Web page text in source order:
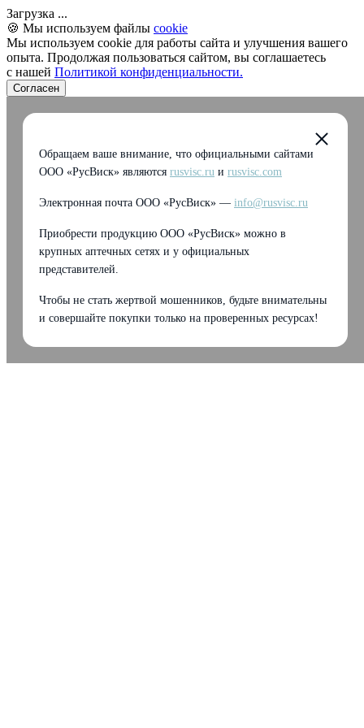
Загрузка ...
🍪 Мы используем файлы cookie
Мы используем cookie для работы сайта и улучшения вашего
опыта. Продолжая пользоваться сайтом, вы соглашаетесь
с нашей Политикой конфиденциальности.
Согласен
Обращаем ваше внимание, что официальными сайтами
ООО «РусВиск» являются rusvisc.ru и rusvisc.com
Электронная почта ООО «РусВиск» — info@rusvisc.ru
Приобрести продукцию ООО «РусВиск» можно в
крупных аптечных сетях и у официальных
представителей.
Чтобы не стать жертвой мошенников, будьте внимательны
и совершайте покупки только на проверенных ресурсах!